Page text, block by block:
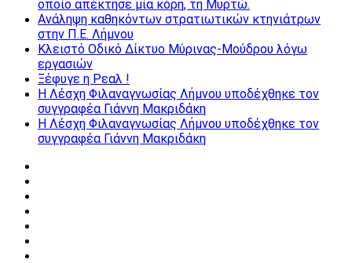
οποίο απέκτησε μία κόρη, τη Μυρτώ.
Ανάληψη καθηκόντων στρατιωτικών κτηνιάτρων
στην Π.Ε. Λήμνου
Κλειστό Οδικό Δίκτυο Μύρινας-Μούδρου λόγω
εργασιών
Ξέφυγε η Ρεαλ !
Η Λέσχη Φιλαναγνωσίας Λήμνου υποδέχθηκε τον
συγγραφέα Γιάννη Μακριδάκη
Η Λέσχη Φιλαναγνωσίας Λήμνου υποδέχθηκε τον
συγγραφέα Γιάννη Μακριδάκη